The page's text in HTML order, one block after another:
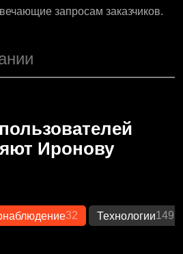
запросам заказчиков.
Иронову
32 Технологии1492